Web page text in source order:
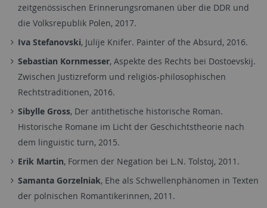
zeitgenössischen Erinnerungsromanen über die DDR und
die Volksrepublik Polen, 2017.
Iva Stefanovski, Julije Knifer. Painter of the Absurd, 2016.
Sebastian Kornmesser, Aspekte des Rechts bei Dostoevskij.
Zwischen Justizreform und religiös-philosophischen
Rechtstraditionen, 2016.
Sibylle Gross, Der antithetische historische Roman.
Historische Romane im Licht der Geschichtstheorie nach
dem linguistic turn, 2015.
Erik Martin, Formen der Negation bei L.N. Tolstoj, 2011.
Samanta Gorzelniak, Ehe als Schwellenphänomen in Texten
der polnischen Romantikerinnen, 2011.